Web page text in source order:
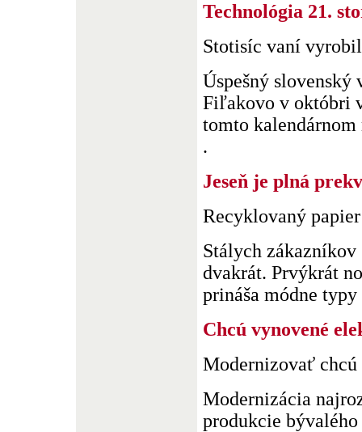
Technológia 21.
Stotisíc vaní
Úspešný slovenský
Fiľakovo v októbri
tomto
.
Jeseň je plná
Recyklovaný
Stálych
dvakrát. Prvýkrát
prináša módne
Chcú vynovené
Modernizovať
Modernizácia
produkcie